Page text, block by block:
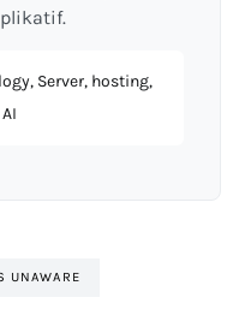
Server, hosting,
UNAWARE